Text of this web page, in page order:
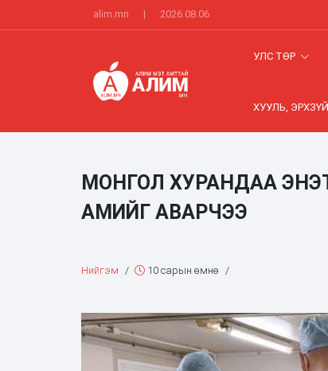
alim.mn | 2026.08.06
УЛС ТӨР
ХУУЛЬ, ЭРХЗҮЙ
МОНГОЛ ХУРАНДАА
АМИЙГ АВАРЧЭЭ
Нийгэм / 10 сарын өмнө /